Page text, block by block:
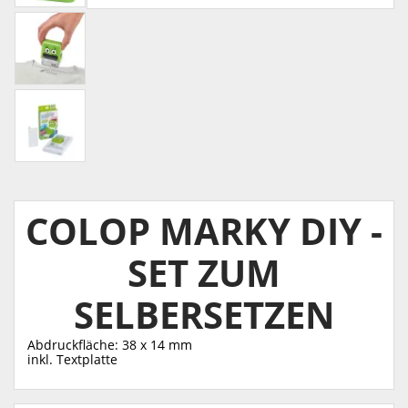
COLOP MARKY DIY -
SET ZUM
SELBERSETZEN
Abdruckfläche: 38 x 14 mm
inkl. Textplatte